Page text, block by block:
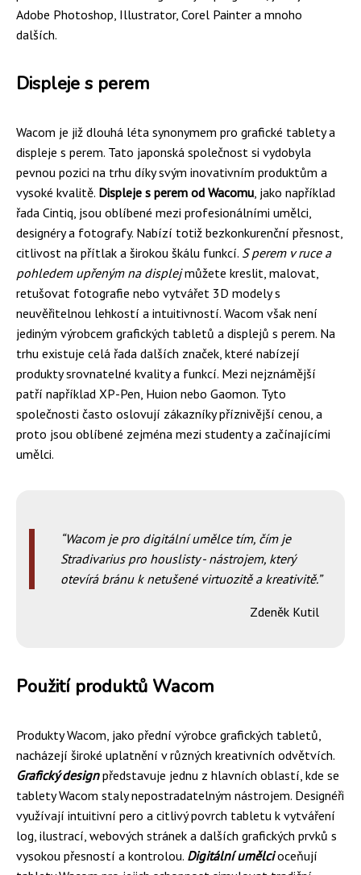
Adobe Photoshop, Illustrator, Corel Painter a mnoho
dalších.
Displeje s perem
Wacom je již dlouhá léta synonymem pro grafické tablety a
displeje s perem. Tato japonská společnost si vydobyla
pevnou pozici na trhu díky svým inovativním produktům a
vysoké kvalitě. Displeje s perem od Wacomu , jako například
řada Cintiq, jsou oblíbené mezi profesionálními umělci,
designéry a fotografy. Nabízí totiž bezkonkurenční přesnost,
citlivost na přítlak a širokou škálu funkcí. S perem v ruce a
pohledem upřeným na displejmůžete kreslit, malovat,
retušovat fotografie nebo vytvářet 3D modely s
neuvěřitelnou lehkostí a intuitivností. Wacom však není
jediným výrobcem grafických tabletů a displejů s perem. Na
trhu existuje celá řada dalších značek, které nabízejí
produkty srovnatelné kvality a funkcí. Mezi nejznámější
patří například XP-Pen, Huion nebo Gaomon. Tyto
společnosti často oslovují zákazníky příznivější cenou, a
proto jsou oblíbené zejména mezi studenty a začínajícími
umělci.
Wacom je pro digitální umělce tím, čím je
Stradivarius pro houslisty - nástrojem, který
otevírá bránu k netušené virtuozitě a kreativitě.
Zdeněk Kutil
Použití produktů Wacom
Produkty Wacom, jako přední výrobce grafických tabletů,
nacházejí široké uplatnění v různých kreativních odvětvích.
Grafický designpředstavuje jednu z hlavních oblastí, kde se
tablety Wacom staly nepostradatelným nástrojem. Designéři
využívají intuitivní pero a citlivý povrch tabletu k vytváření
log, ilustrací, webových stránek a dalších grafických prvků s
vysokou přesností a kontrolou. Digitální umělcioceňují